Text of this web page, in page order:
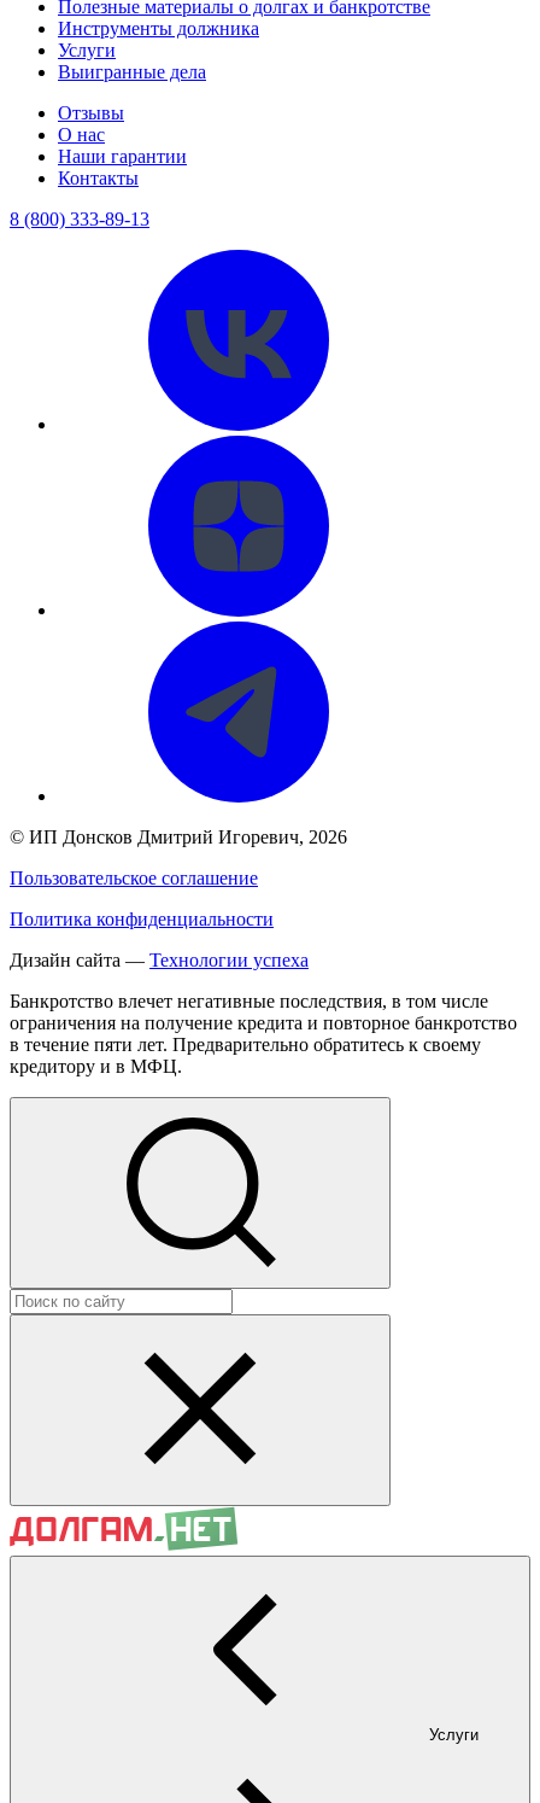
Полезные материалы о долгах и банкротстве
Инструменты должника
Услуги
Выигранные дела
Отзывы
О нас
Наши гарантии
Контакты
8 (800) 333-89-13
© ИП Донсков Дмитрий Игоревич, 2026
Пользовательское соглашение
Политика конфиденциальности
Дизайн сайта — Технологии успеха
Банкротство влечет негативные последствия, в том числе
ограничения на получение кредита и повторное банкротство
в течение пяти лет. Предварительно обратитесь к своему
кредитору и в МФЦ.
Услуги